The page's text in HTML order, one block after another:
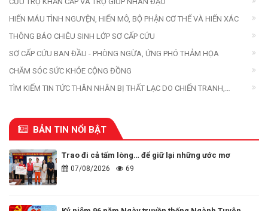
HIẾN MÁU TÌNH NGUYỆN, HIẾN MÔ, BỘ PHẬN CƠ THỂ VÀ HIẾN XÁC
THÔNG BÁO CHIÊU SINH LỚP SƠ CẤP CỨU
SƠ CẤP CỨU BAN ĐẦU - PHÒNG NGỪA, ỨNG PHÓ THẢM HỌA
CHĂM SÓC SỨC KHỎE CỘNG ĐỒNG
TÌM KIẾM TIN TỨC THÂN NHÂN BỊ THẤT LẠC DO CHIẾN TRANH,
BẢN TIN NỔI BẬT
Trao đi cả tấm lòng… để giữ lại những ước mơ
07/08/2026 69